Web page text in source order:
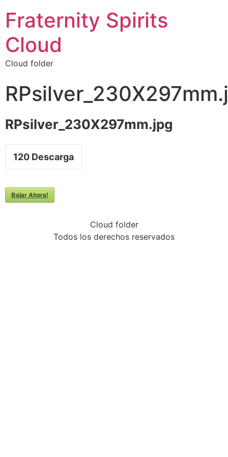
Fraternity Spirits
Cloud
Cloud folder
RPsilver_230X297mm.jpg
120 Descarga
Bajar Ahora!
Cloud folder
Todos los derechos reservados